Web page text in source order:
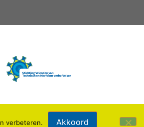
verbeteren. Akkoord